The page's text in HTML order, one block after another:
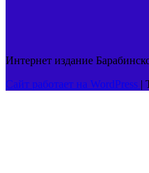
Интернет издание
Сайт работает на WordPress |